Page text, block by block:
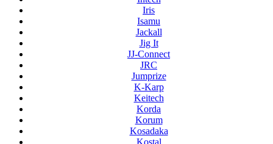
Iris
Isamu
Jackall
Jig It
JJ-Connect
JRC
Jumprize
K-Karp
Keitech
Korda
Korum
Kosadaka